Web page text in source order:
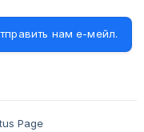
нам е-мейл.
Page